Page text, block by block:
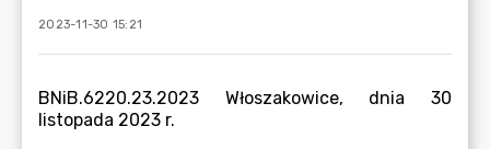
2023-11-30 15:21